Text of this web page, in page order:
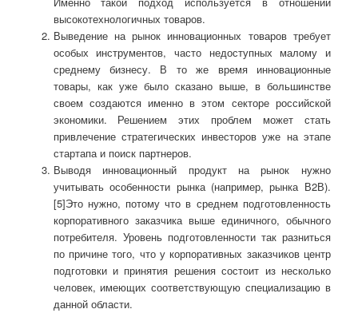
высокотехнологичных товаров.
Выведение на рынок инновационных товаров требует
особых инструментов, часто недоступных малому и
среднему бизнесу. В то же время инновационные
товары, как уже было сказано выше, в большинстве
своем создаются именно в этом секторе российской
экономики. Решением этих проблем может стать
привлечение стратегических инвесторов уже на этапе
стартапа и поиск партнеров.
Выводя инновационный продукт на рынок нужно
учитывать особенности рынка (например, рынка В2В).
[5]Это нужно, потому что в среднем подготовленность
корпоративного заказчика выше единичного, обычного
потребителя. Уровень подготовленности так разниться
по причине того, что у корпоративных заказчиков центр
подготовки и принятия решения состоит из несколько
человек, имеющих соответствующую специализацию в
данной области.